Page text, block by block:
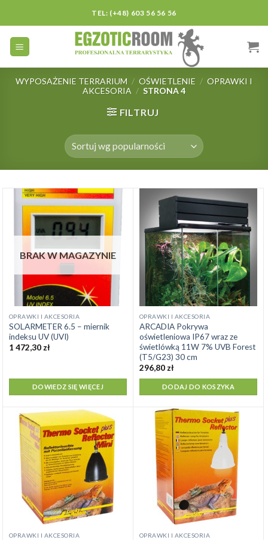
content
TEL: (+48) 603 56 56 56
WYPOSAŻENIE TERRARIUM / OŚWIETLENIE / OPRAWKI I
AKCESORIA / STRONA 4
FILTRUJ
BRAK W MAGAZYNIE
OPRAWKI I AKCESORIA
SOLARMETER 6.5 – miernik
indeksu UV (UVI)
1 472,30 zł
DOWIEDZ SIĘ WIĘCEJ
OPRAWKI I AKCESORIA
ARCADIA Pokrywa
oświetleniowa IP67 wraz ze
świetlówką 11W 7% UVB Forest
(T5/G23) 30 cm
296,80 zł
DODAJ DO KOSZYKA
OPRAWKI I AKCESORIA OPRAWKI I AKCESORIA